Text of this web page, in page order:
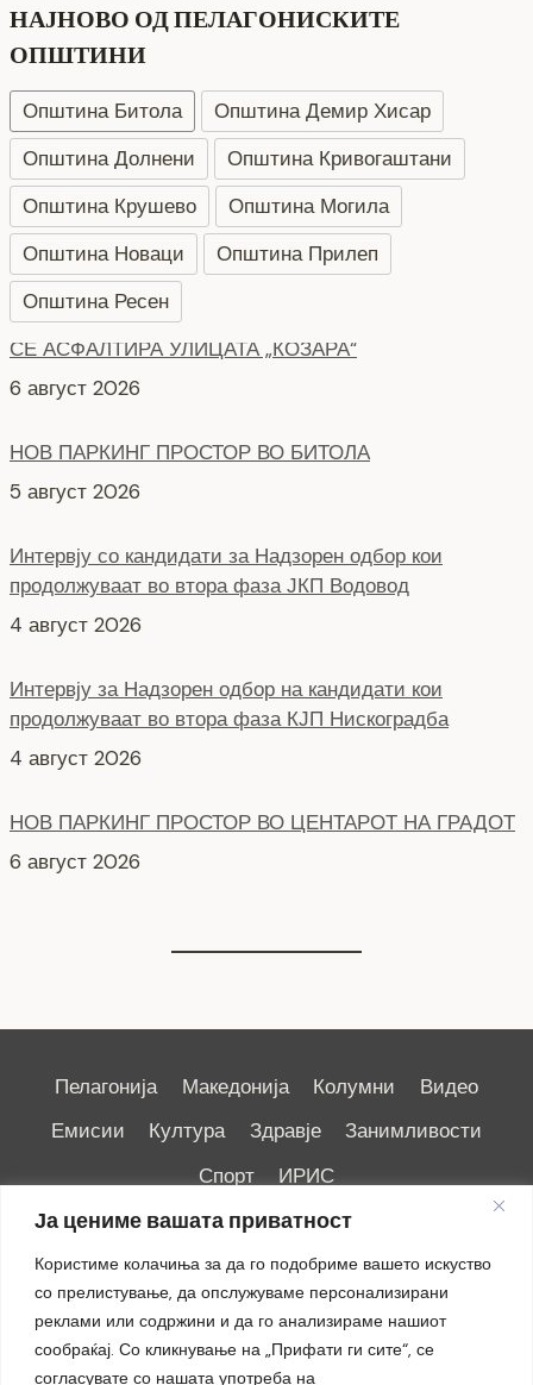
Ја цениме вашата приватност
Користиме колачиња за да го подобриме вашето искуство
со прелистување, да опслужуваме персонализирани
реклами или содржини и да го анализираме нашиот
сообраќај. Со кликнување на „Прифати ги сите“, се
согласувате со нашата употреба на
НАЈНОВО ОД ПЕЛАГОНИСКИТЕ
ОПШТИНИ
Општина Битола
Општина Демир Хисар
Општина Долнени
Општина Кривогаштани
Општина Крушево
Општина Могила
Општина Новаци
Општина Прилеп
Општина Ресен
НОВ ПАРКИНГ ПРОСТОР ВО БИТОЛА
5 август 2026
Интервју со кандидати за Надзорен одбор кои
продолжуваат во втора фаза ЈКП Водовод
Интервју за Надзорен одбор на кандидати кои
продолжуваат во втора фаза КЈП Нискоградба
НОВ ПАРКИНГ ПРОСТОР ВО ЦЕНТАРОТ НА ГРАДОТ
6 август 2026
СЕ АСФАЛТИРА УЛИЦАТА „КОЗАРА“
6 август 2026
Пелагонија Македонија Колумни
Видео
Емисии
Култура Здравје
Занимливости
Спорт
ИРИС
Импресум|Маркетинг